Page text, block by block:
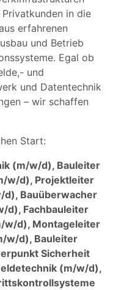
in die
erfahrenen
und Betrieb
Egal ob
und
und Datentechnik
– wir schaffen
Start:
(m/w/d), Bauleiter
w/d), Projektleiter
Bauüberwacher
d), Fachbauleiter
w/d), Montageleiter
w/d), Bauleiter
Sicherheit
(m/w/d),